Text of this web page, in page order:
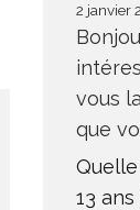
2 janvier
vous
que
13 ans